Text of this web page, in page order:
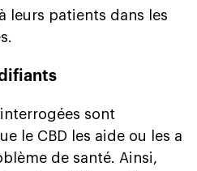
leurs patients dans les
sont
le CBD les aide ou les a
de santé. Ainsi,